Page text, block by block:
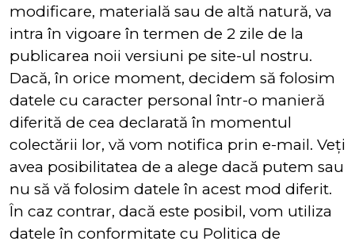
modificare, materială sau de altă natură, va
intra în vigoare în termen de 2 zile de la
publicarea noii versiuni pe site-ul nostru.
Dacă, în orice moment, decidem să folosim
datele cu caracter personal într-o manieră
diferită de cea declarată în momentul
colectării lor, vă vom notifica prin e-mail. Veți
avea posibilitatea de a alege dacă putem sau
nu să vă folosim datele în acest mod diferit.
În caz contrar, dacă este posibil, vom utiliza
datele în conformitate cu Politica de